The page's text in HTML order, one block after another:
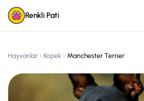
Renkli Pati
Hayvanlar Köpek Manchester Terrier